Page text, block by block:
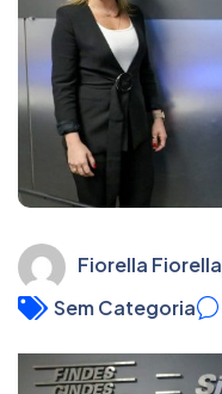
Fiorella Fiorella
Sem Categoria